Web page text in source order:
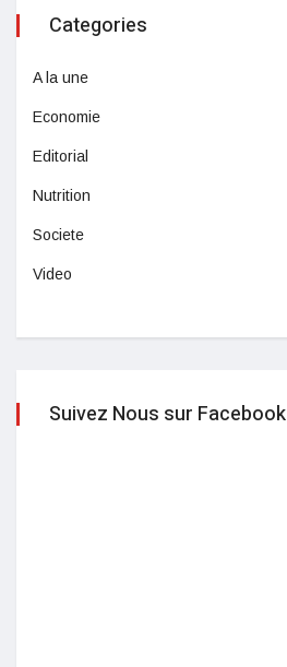
Categories
A la une
Economie
Editorial
Nutrition
Societe
Video
Suivez Nous sur Facebook